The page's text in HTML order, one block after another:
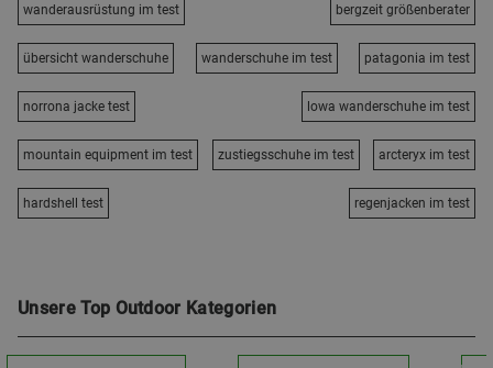
wanderausrüstung im test bergzeit größenberater
übersicht wanderschuhe wanderschuhe im test patagonia im test
norrona jacke test lowa wanderschuhe im test
mountain equipment im test zustiegsschuhe im test arcteryx im test
hardshell test regenjacken im test
Unsere Top Outdoor Kategorien